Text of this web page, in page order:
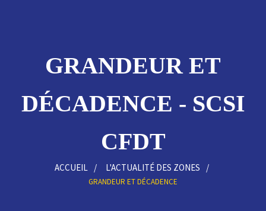
GRANDEUR ET
DÉCADENCE - SCSI
CFDT
ACCUEIL L'ACTUALITÉ DES ZONES
GRANDEUR ET DÉCADENCE